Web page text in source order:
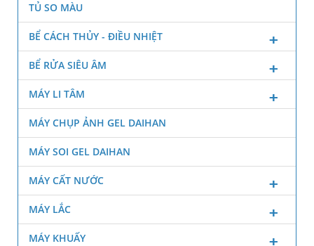
TỦ SO MÀU
BỂ CÁCH THỦY - ĐIỀU NHIỆT
BỂ RỬA SIÊU ÂM
MÁY LI TÂM
MÁY CHỤP ẢNH GEL DAIHAN
MÁY SOI GEL DAIHAN
MÁY CẤT NƯỚC
MÁY LẮC
MÁY KHUẤY